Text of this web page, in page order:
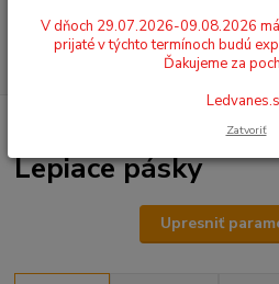
Lepiace pásky
Upresniť
V dňoch 29.07.2026-09.08.2026
prijaté v týchto termínoch budú
Ďakujeme za
Zatvoriť